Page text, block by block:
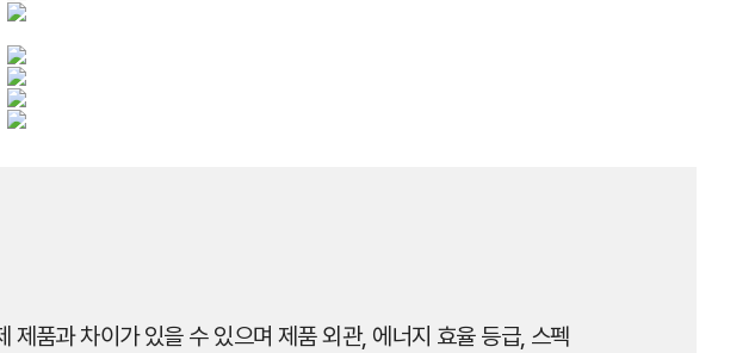
품과 차이가 있을 수 있으며 제품 외관, 에너지 효율 등급, 스펙